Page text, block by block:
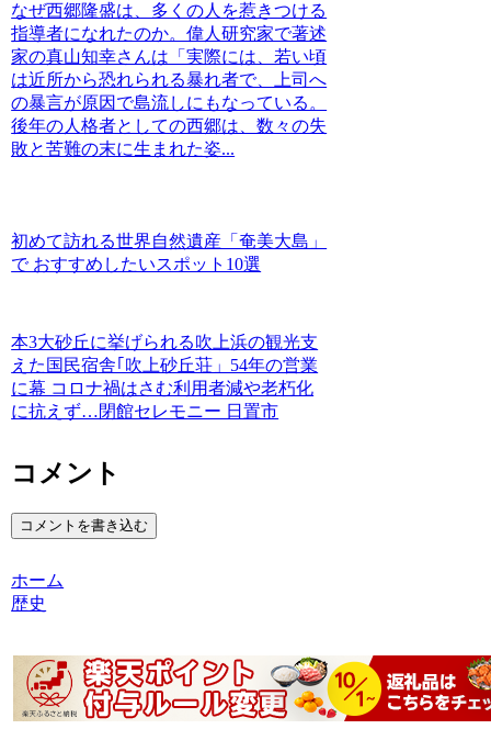
なぜ西郷隆盛は、多くの人を惹きつける
指導者になれたのか。偉人研究家で著述
家の真山知幸さんは「実際には、若い頃
は近所から恐れられる暴れ者で、上司へ
の暴言が原因で島流しにもなっている。
後年の人格者としての西郷は、数々の失
敗と苦難の末に生まれた姿...
初めて訪れる世界自然遺産「奄美大島」
で おすすめしたいスポット10選
本3大砂丘に挙げられる吹上浜の観光支
えた国民宿舎｢吹上砂丘荘」54年の営業
に幕 コロナ禍はさむ利用者減や老朽化
に抗えず…閉館セレモニー 日置市
コメント
コメントを書き込む
ホーム
歴史